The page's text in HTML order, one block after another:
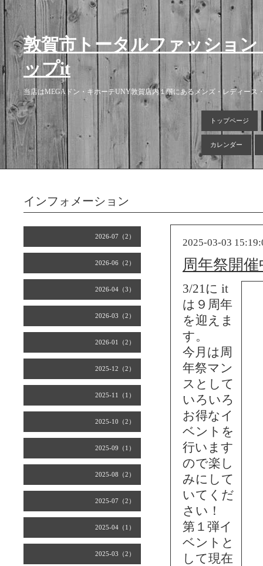
敦賀市トータルファッショ
ップit
当店はMEGAドン・キホーテUNY敦賀店内１階にあるメンズ・レディー
トップページ
カレンダー
2026-07（2）
2026-06（2）
2026-04（3）
2026-03（2）
2026-01（2）
2025-12（2）
2025-11（1）
2025-10（2）
2025-09（1）
2025-08（2）
2025-07（2）
2025-04（1）
2025-03（2）
インフォメーション
2025-03-03
周年祭開催
3/21に it
は９周年
を迎えま
す。
今月は周
年祭マン
スとして
いろいろ
お得なイ
ベントを
行います
ので楽し
みにして
いてくだ
さい！
第１弾イ
ベントと
して現在